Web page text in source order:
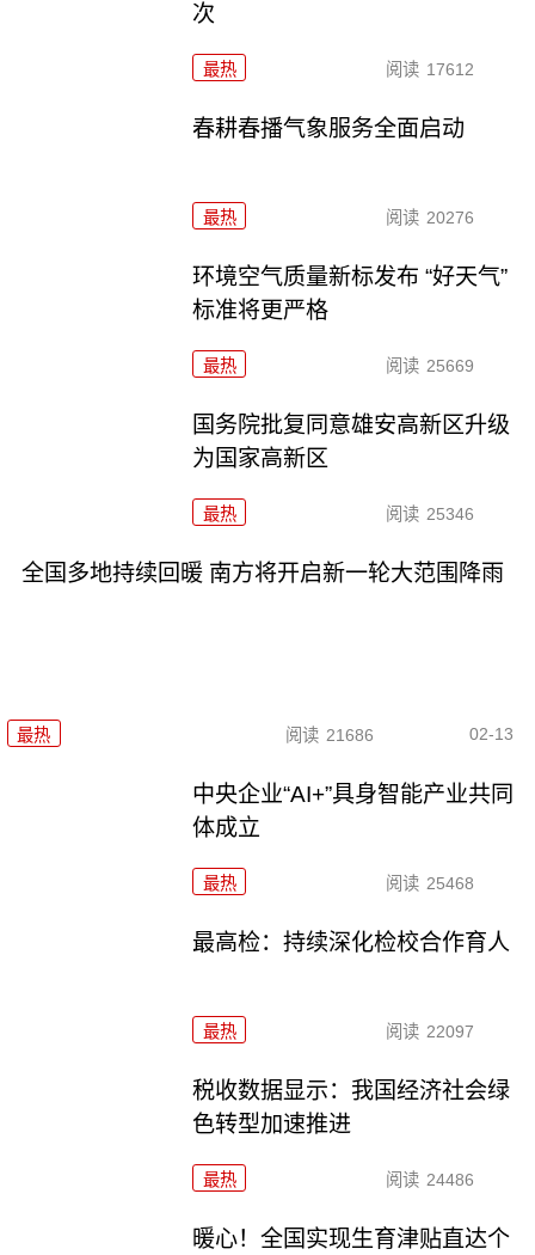
次
最热 阅读 17612
春耕春播气象服务全面启动
最热 阅读 20276
环境空气质量新标发布 “好天气”
标准将更严格
最热 阅读 25669
国务院批复同意雄安高新区升级
为国家高新区
最热 阅读 25346
全国多地持续回暖 南方将开启新一轮大范围降雨
最热 阅读 21686 02-13
中央企业“AI+”具身智能产业共同
体成立
最热 阅读 25468
最高检：持续深化检校合作育人
最热 阅读 22097
税收数据显示：我国经济社会绿
色转型加速推进
最热 阅读 24486
暖心！全国实现生育津贴直达个